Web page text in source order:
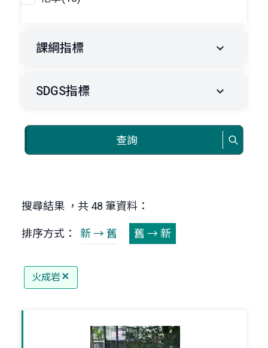
課綱指標
SDGS指標
查詢
搜尋結果 ，共 48 筆資料：
排序方式： 新 → 舊 舊 → 新
火成岩